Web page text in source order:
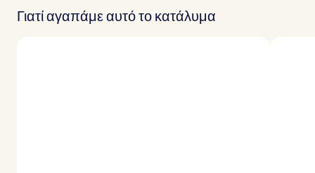
Γιατί αγαπάμε αυτό το κατάλυμα